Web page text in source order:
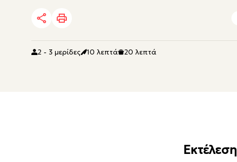
2 - 3 μερίδες 10 λεπτά 20 λεπτά
Εκτέλεση